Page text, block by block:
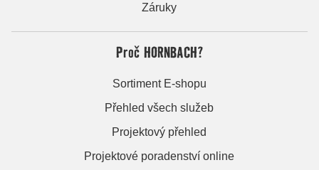
Záruky
Proč HORNBACH?
Sortiment E-shopu
Přehled všech služeb
Projektový přehled
Projektové poradenství online